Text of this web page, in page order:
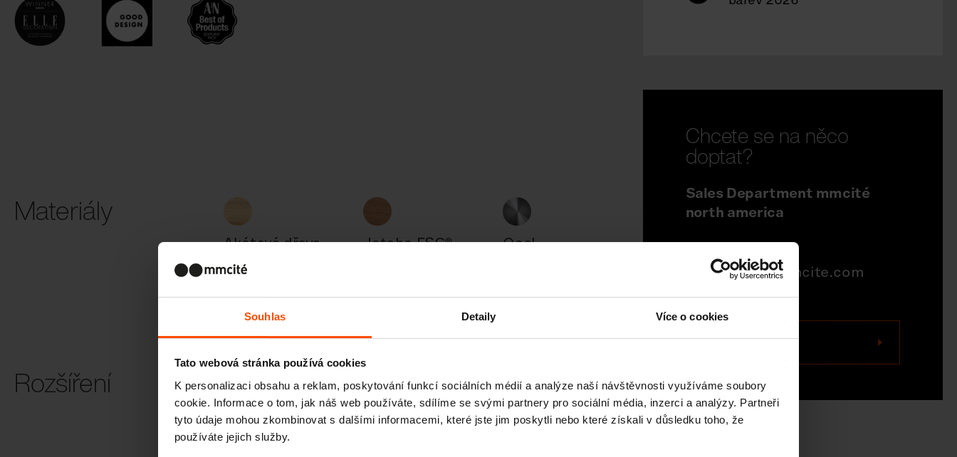
Souhlas Detaily Více o cookies
Tato webová stránka používá cookies
K personalizaci obsahu a reklam, poskytování funkcí sociálních médií a analýze naší návštěvnosti využíváme soubory
cookie. Informace o tom, jak náš web používáte, sdílíme se svými partnery pro sociální média, inzerci a analýzy. Partneři
tyto údaje mohou zkombinovat s dalšími informacemi, které jste jim poskytli nebo které získali v důsledku toho, že
používáte jejich služby.
Materiály
Akátové dřevo
Jatoba FSC®
Ocel
Rozšíření
USB napájení Područky
Chcete se na něco
doptat?
Sales Department mmcité
north america
quotations@mmcite.com
Kontaktujte nás